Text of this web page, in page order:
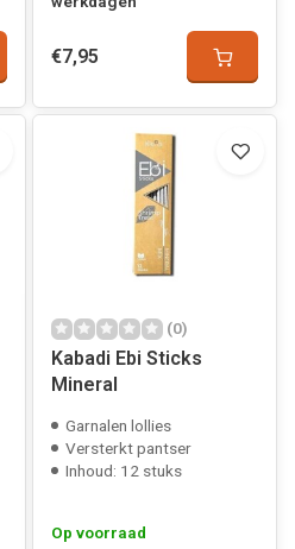
€7,95
(0)
Kabadi Ebi Sticks
Mineral
Garnalen lollies
Versterkt pantser
Inhoud: 12 stuks
Op voorraad